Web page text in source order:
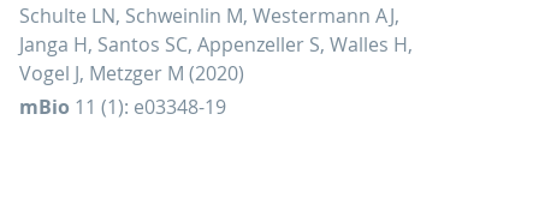
Schulte LN, Schweinlin M, Westermann AJ,
Janga H, Santos SC, Appenzeller S, Walles H,
Vogel J, Metzger M (2020)
mBio 11 (1): e03348-19